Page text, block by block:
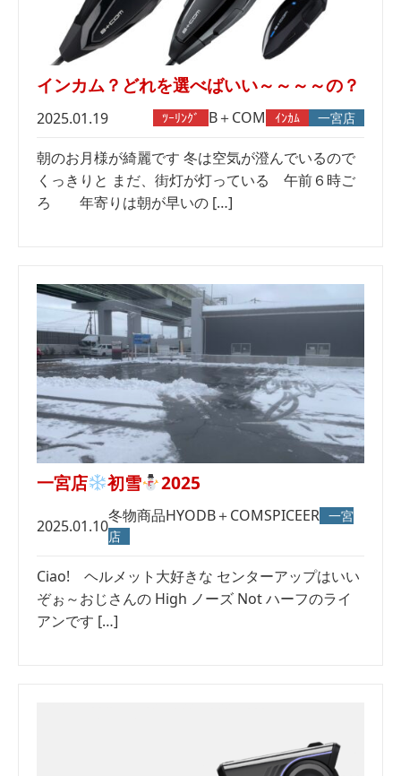
インカム？どれを選べばいい～～～～の？
2025.01.19 ﾂｰﾘﾝｸﾞ B＋COM ｲﾝｶﾑ 一宮店
朝のお月様が綺麗です 冬は空気が澄んでいるので
くっきりと まだ、街灯が灯っている 午前６時ご
ろ 年寄りは朝が早いの […]
一宮店 初雪 2025
2025.01.10
冬物商品HYODB＋COMSPICEER 一宮
店
Ciao! ヘルメット大好きな センターアップはいい
ぞぉ～おじさんの High ノーズ Not ハーフのライ
アンです […]